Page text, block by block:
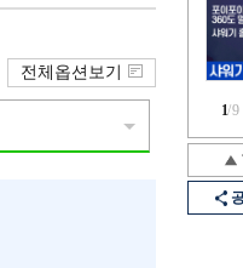
1/9
전체옵션보기